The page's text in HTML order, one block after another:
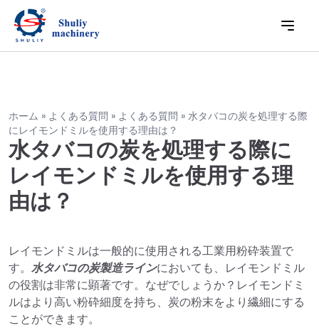
ホーム » よくある質問 » よくある質問 » 水タバコの炭を処理する際
にレイモンドミルを使用する理由は？
水タバコの炭を処理する際に
レイモンドミルを使用する理
由は？
レイモンドミルは一般的に使用される工業用粉砕装置で
す。 水タバコの炭製造ラインにおいても、レイモンドミル
の役割は非常に顕著です。なぜでしょうか？レイモンドミ
ルはより高い粉砕細度を持ち、炭の粉末をより繊細にする
ことができます。